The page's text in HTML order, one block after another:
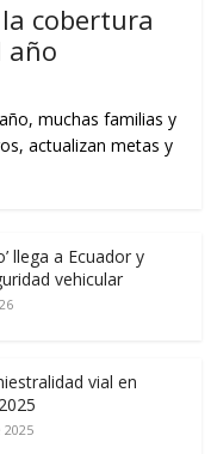
cobertura
año
muchas familias y
actualizan metas y
llega a Ecuador y
vehicular
vial en